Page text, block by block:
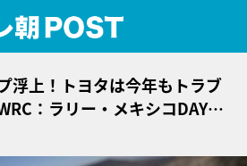
浮上！トヨタは今年もトラブ
：ラリー・メキシコDAY3